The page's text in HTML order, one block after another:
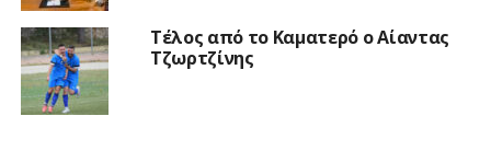
Τέλος από το Καματερό ο Αίαντας
Τζωρτζίνης